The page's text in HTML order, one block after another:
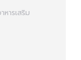
ารเสริม